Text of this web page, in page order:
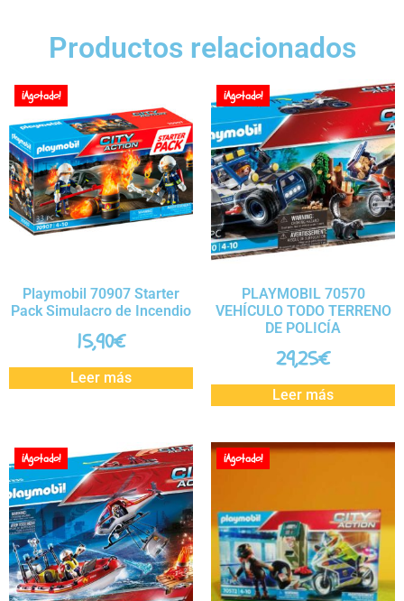
Productos relacionados
¡Agotado!
Playmobil 70907 Starter
Pack Simulacro de Incendio
15,90€
Leer más
¡Agotado!
PLAYMOBIL 70570
VEHÍCULO TODO TERRENO
DE POLICÍA
29,25€
Leer más
¡Agotado! ¡Agotado!